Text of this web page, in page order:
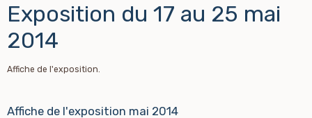
Exposition du 17 au 25 mai
2014
Affiche de l'exposition.
Affiche de l'exposition mai 2014